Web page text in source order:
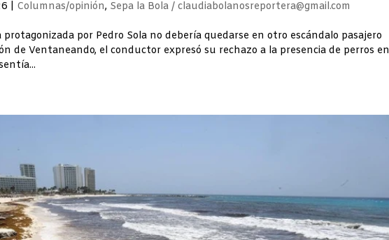
Columnas/opinión, Sepa la Bola / claudiabolanosreportera@gmail.com
protagonizada por Pedro Sola no debería quedarse en otro escándalo pasajero
de Ventaneando, el conductor expresó su rechazo a la presencia de perros en